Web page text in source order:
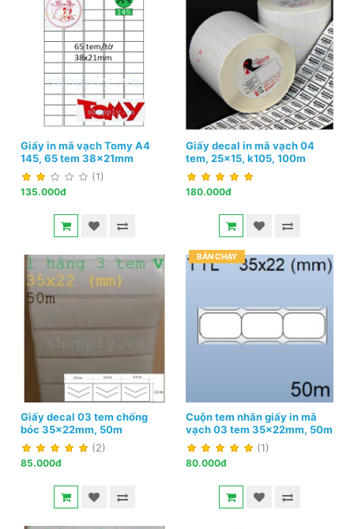
Giấy in mã vạch Tomy A4
145, 65 tem 38x21mm
(1)
135.000đ
Giấy decal in mã vạch 04
tem, 25x15, k105, 100m
180.000đ
Giấy decal 03 tem chống
bóc 35x22mm, 50m
(2)
85.000đ
BÁN CHẠY
Cuộn tem nhãn giấy in mã
vạch 03 tem 35x22mm, 50m
(1)
80.000đ